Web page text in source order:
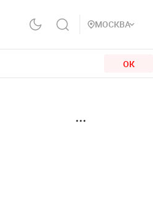
МОСКВА
ОК